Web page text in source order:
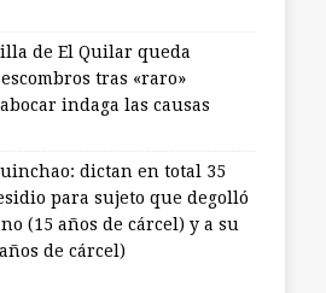
de El Quilar queda
tras «raro»
indaga las causas
dictan en total 35
para sujeto que degolló
(15 años de cárcel) y a su
de cárcel)